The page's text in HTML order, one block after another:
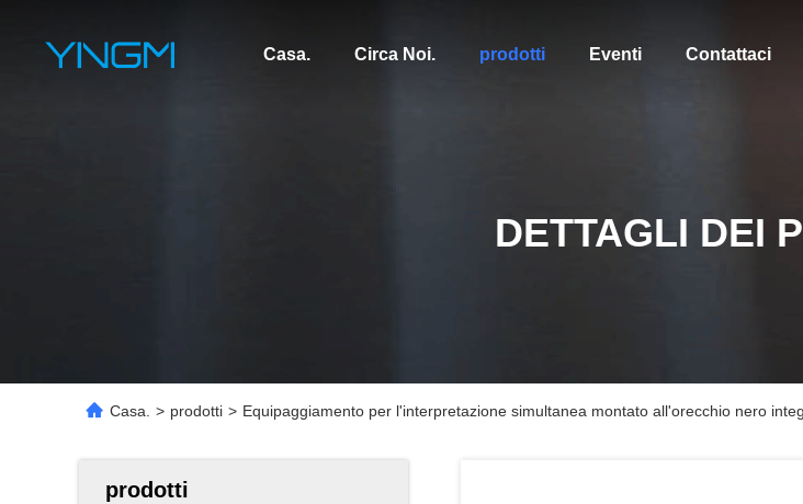
Casa. Circa Noi. prodotti Eventi Contattaci
DETTAGLI DEI
Casa. > prodotti > Equipaggiamento per l'interpretazione simultanea montato all'orecchio nero
prodotti